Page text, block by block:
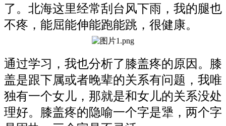
了。北海这里经常刮台风下雨，我的腿也
不疼，能屈能伸能跑能跳，很健康。
通过学习，我也分析了膝盖疼的原因。膝
盖是跟下属或者晚辈的关系有问题，我唯
独有一个女儿，那就是和女儿的关系没处
理好。膝盖疼的隐喻一个字是犟，两个字